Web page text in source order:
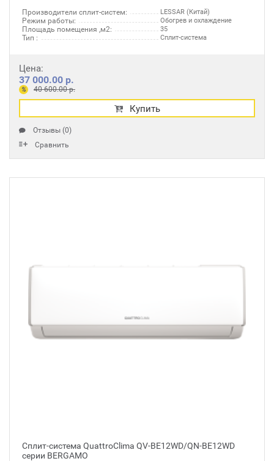
Производители сплит-систем: LESSAR (Китай)
Режим работы: Обогрев и охлаждение
Площадь помещения ,м2: 35
Тип : Сплит-система
Цена:
37 000.00 р.
% 40 600.00 р.
Купить
Отзывы (0)
Сравнить
Сплит-система QuattroClima QV-BE12WD/QN-BE12WD
серии BERGAMO